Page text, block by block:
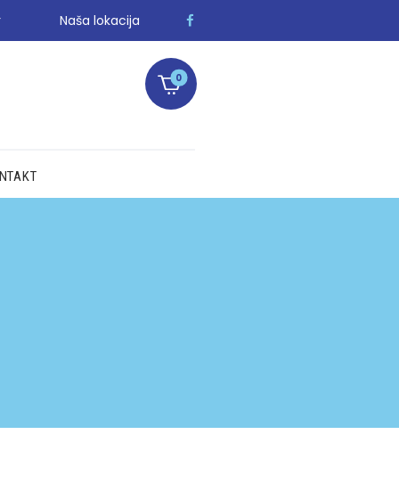
Naša lokacija
0